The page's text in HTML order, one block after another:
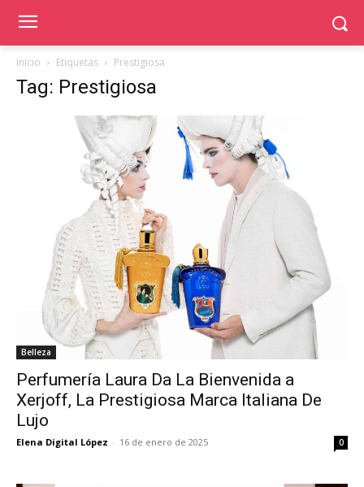
Inicio Etiquetas Prestigiosa
Tag: Prestigiosa
Belleza
Perfumería Laura Da La Bienvenida a
Xerjoff, La Prestigiosa Marca Italiana De
Lujo
Elena Digital López - 16 de enero de 2025 0